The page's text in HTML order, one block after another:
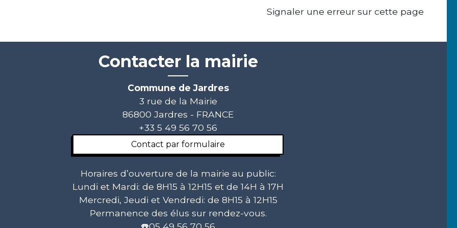
Signaler une erreur sur cette page
Contacter la mairie
Commune de Jardres
3 rue de la Mairie
86800 Jardres - FRANCE
+33 5 49 56 70 56
Contact par formulaire
Horaires d’ouverture de la mairie au public:
Lundi et Mardi: de 8H15 à 12H15 et de 14H à 17H
Mercredi, Jeudi et Vendredi: de 8H15 à 12H15
Permanence des élus sur rendez-vous.